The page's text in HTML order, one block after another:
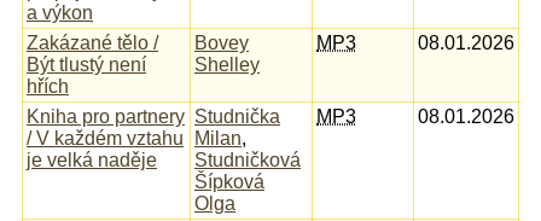
a výkon
Zakázané tělo /
Být tlustý není
hřích
Bovey
Shelley
MP3 08.01.2026
Kniha pro partnery
/ V každém vztahu
je velká naděje
Studnička
Milan,
Studničková
Šípková
Olga
MP3 08.01.2026